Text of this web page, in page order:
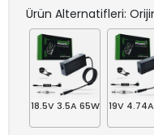
Ürün Alternatifleri:
18.5V 3.5A 65W 19V